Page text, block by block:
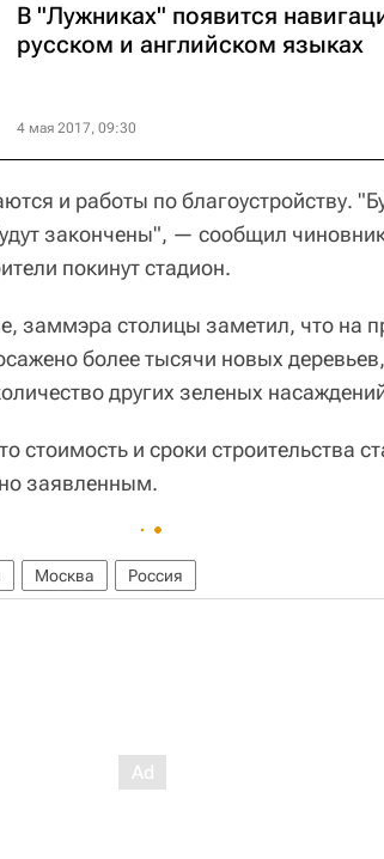
В "Лужниках" появится
русском и английском языках
4 мая 2017, 09:30
и работы по благоустройству.
закончены", — сообщил
покинут стадион.
заммэра столицы заметил, что на
более тысячи новых
других зеленых
стоимость и сроки строительства
заявленным.
Москва Россия